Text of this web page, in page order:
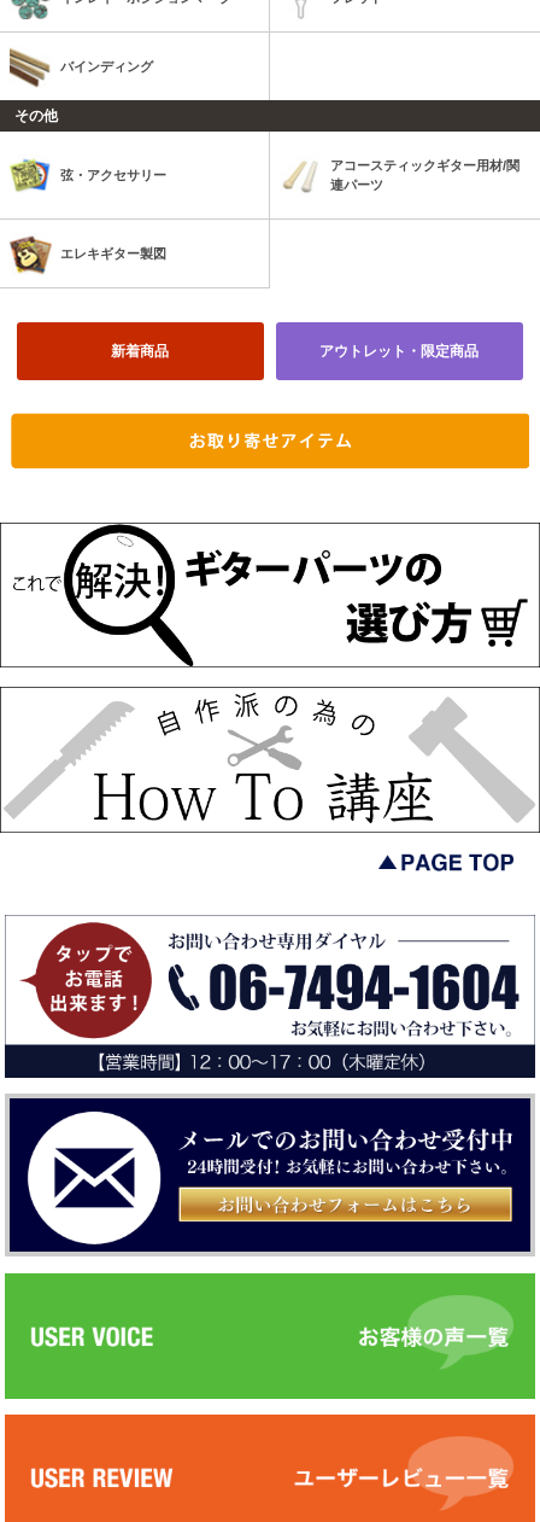
バインディング
その他
弦・アクセサリー
アコースティックギター用材/関
連パーツ
エレキギター製図
新着商品 アウトレット・限定商品